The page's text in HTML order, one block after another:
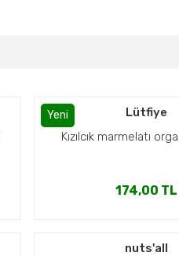
Yeni
Lütfiye
Kızılcık marmelatı
174,00 TL
nuts'all